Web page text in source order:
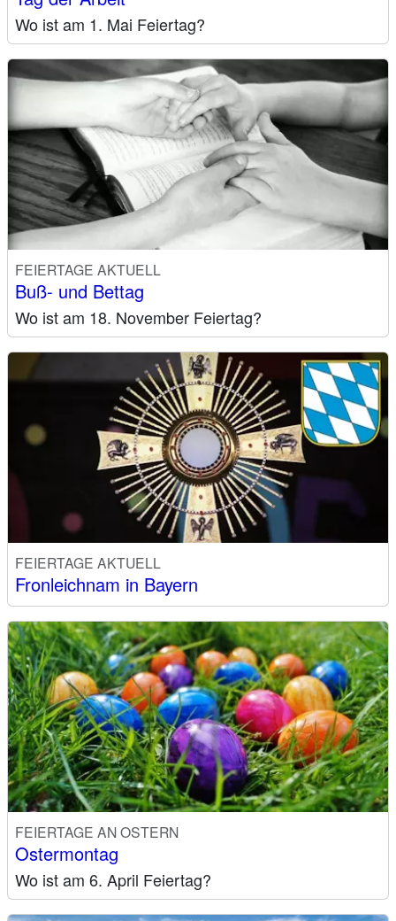
Wo ist am 1. Mai Feiertag?
FEIERTAGE AKTUELL
Buß- und Bettag
Wo ist am 18. November Feiertag?
FEIERTAGE AKTUELL
Fronleichnam in Bayern
FEIERTAGE AN OSTERN
Ostermontag
Wo ist am 6. April Feiertag?